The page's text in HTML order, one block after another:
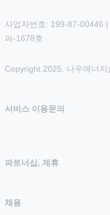
사업자번호: 199-87-00446
파-1678호
Copyright 2025. 나우에너
서비스 이용문의
파트너십, 제휴
채용